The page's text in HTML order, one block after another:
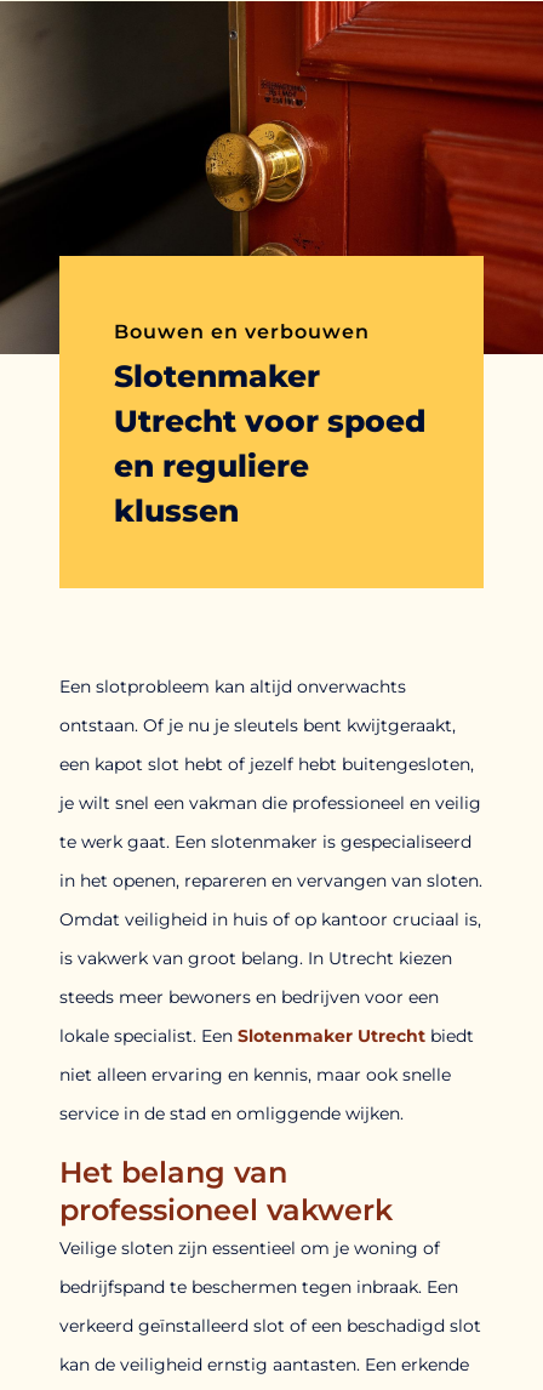
Bouwen en verbouwen
Slotenmaker
Utrecht voor spoed
en reguliere
klussen
Een slotprobleem kan altijd onverwachts
ontstaan. Of je nu je sleutels bent kwijtgeraakt,
een kapot slot hebt of jezelf hebt buitengesloten,
je wilt snel een vakman die professioneel en veilig
te werk gaat. Een slotenmaker is gespecialiseerd
in het openen, repareren en vervangen van sloten.
Omdat veiligheid in huis of op kantoor cruciaal is,
is vakwerk van groot belang. In Utrecht kiezen
steeds meer bewoners en bedrijven voor een
lokale specialist. Een Slotenmaker Utrechtbiedt
niet alleen ervaring en kennis, maar ook snelle
service in de stad en omliggende wijken.
Het belang van
professioneel vakwerk
Veilige sloten zijn essentieel om je woning of
bedrijfspand te beschermen tegen inbraak. Een
verkeerd geïnstalleerd slot of een beschadigd slot
kan de veiligheid ernstig aantasten. Een erkende